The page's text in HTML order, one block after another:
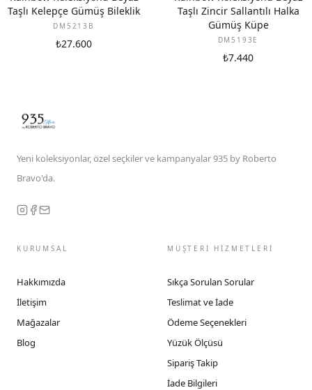
Taşlı Kelepçe Gümüş Bileklik
DM5213B
₺27.600
Taşlı Zincir Sallantılı Halka
Gümüş Küpe
DM5193E
₺7.440
Yeni koleksiyonlar, özel seçkiler ve kampanyalar 935 by Roberto
Bravo'da.
KURUMSAL
Hakkımızda
İletişim
Mağazalar
Blog
MÜŞTERİ HİZMETLERİ
Sıkça Sorulan Sorular
Teslimat ve İade
Ödeme Seçenekleri
Yüzük Ölçüsü
Sipariş Takip
İade Bilgileri